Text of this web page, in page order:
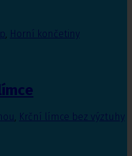
, Horní končetiny
Krční límce bez výztuhy